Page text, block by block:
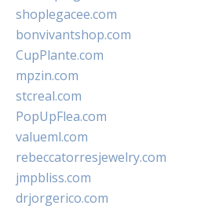
shoplegacee.com
bonvivantshop.com
CupPlante.com
mpzin.com
stcreal.com
PopUpFlea.com
valueml.com
rebeccatorresjewelry.com
jmpbliss.com
drjorgerico.com